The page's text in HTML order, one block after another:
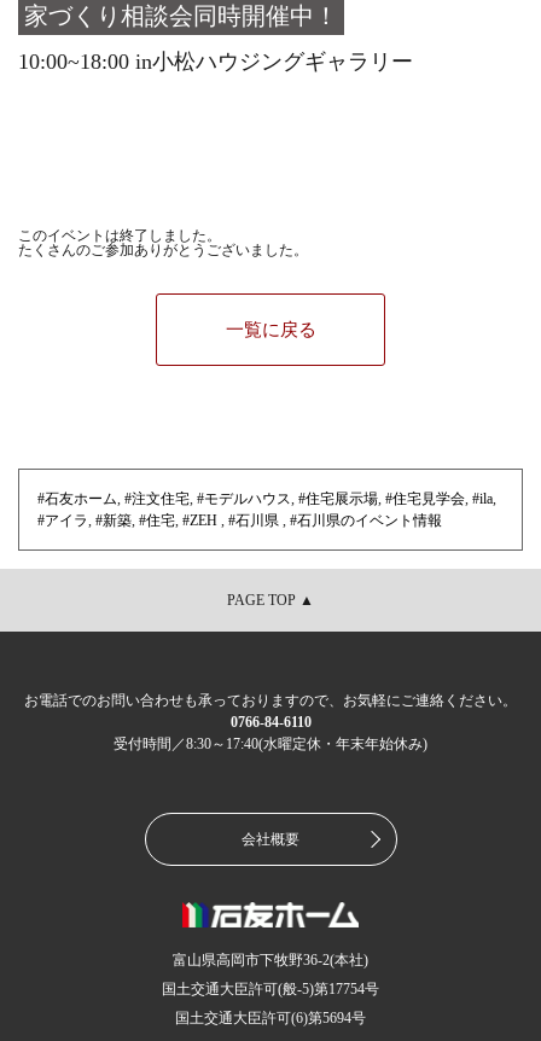
家づくり相談会同時開催中！
10:00~18:00 in小松ハウジングギャラリー
このイベントは終了しました。
たくさんのご参加ありがとうございました。
一覧に戻る
#石友ホーム, #注文住宅, #モデルハウス, #住宅展示場, #住宅見学会, #ila,
#アイラ, #新築, #住宅, #ZEH , #石川県 , #石川県のイベント情報
PAGE TOP ▲
お電話でのお問い合わせも承っておりますので、お気軽にご連絡ください。
0766-84-6110
受付時間／8:30～17:40(水曜定休・年末年始休み)
会社概要
富山県高岡市下牧野36-2(本社)
国土交通大臣許可(般-5)第17754号
国土交通大臣許可(6)第5694号